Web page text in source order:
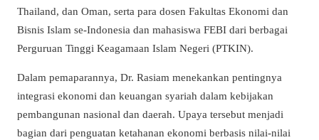
Thailand, dan Oman, serta para dosen Fakultas Ekonomi dan
Bisnis Islam se-Indonesia dan mahasiswa FEBI dari berbagai
Perguruan Tinggi Keagamaan Islam Negeri (PTKIN).
Dalam pemaparannya, Dr. Rasiam menekankan pentingnya
integrasi ekonomi dan keuangan syariah dalam kebijakan
pembangunan nasional dan daerah. Upaya tersebut menjadi
bagian dari penguatan ketahanan ekonomi berbasis nilai-nilai